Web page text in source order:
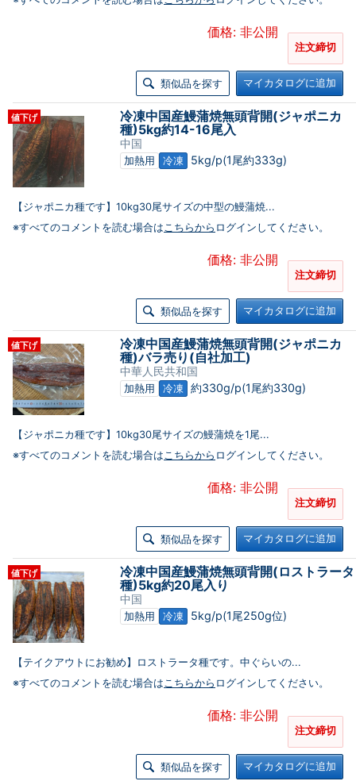
価格: 非公開
注文締切
類似品を探す マイカタログに追加
値下げ
冷凍中国産鰻蒲焼無頭背開(ジャポニカ
種)5kg約14-16尾入
中国
加熱用 冷凍 5kg/p(1尾約333g)
【ジャポニカ種です】10kg30尾サイズの中型の鰻蒲焼...
※すべてのコメントを読む場合はこちらから ログインしてください。
価格: 非公開
注文締切
類似品を探す マイカタログに追加
値下げ
冷凍中国産鰻蒲焼無頭背開(ジャポニカ
種)バラ売り(自社加工)
中華人民共和国
加熱用 冷凍 約330g/p(1尾約330g)
【ジャポニカ種です】10kg30尾サイズの鰻蒲焼を1尾...
※すべてのコメントを読む場合はこちらから ログインしてください。
価格: 非公開
注文締切
類似品を探す マイカタログに追加
値下げ
冷凍中国産鰻蒲焼無頭背開(ロストラータ
種)5kg約20尾入り
中国
加熱用 冷凍 5kg/p(1尾250g位)
【テイクアウトにお勧め】ロストラータ種です。中ぐらいの...
※すべてのコメントを読む場合はこちらから ログインしてください。
価格: 非公開
注文締切
類似品を探す マイカタログに追加